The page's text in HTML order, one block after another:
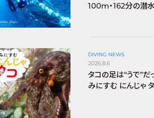
100m・162分の潜水
DIVING NEWS
2026.8.6
タコの足は“うで”
みにすむ にんじゃ